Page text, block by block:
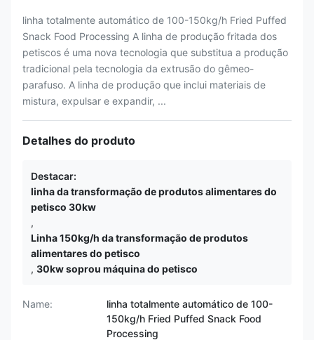
linha totalmente automático de 100-150kg/h Fried Puffed
Snack Food Processing A linha de produção fritada dos
petiscos é uma nova tecnologia que substitua a produção
tradicional pela tecnologia da extrusão do gêmeo-
parafuso. A linha de produção que inclui materiais de
mistura, expulsar e expandir, ...
Detalhes do produto
Destacar:
linha da transformação de produtos alimentares do
petisco 30kw
,
Linha 150kg/h da transformação de produtos
alimentares do petisco
, 30kw soprou máquina do petisco
Name:
linha totalmente automático de 100-
150kg/h Fried Puffed Snack Food
Processing